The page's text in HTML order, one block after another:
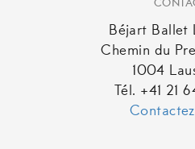
Béjart Ballet
Chemin du
1004
Tél. +41 21